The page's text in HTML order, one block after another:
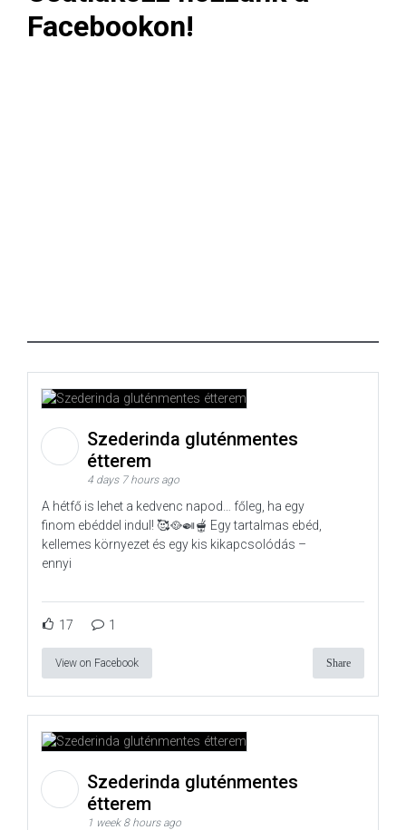
Facebookon!
Szederinda gluténmentes
étterem
4 days 7 hours ago
A hétfő is lehet a kedvenc napod… főleg, ha egy
finom ebéddel indul! 🥰🥘🍛🫕 Egy tartalmas ebéd,
kellemes környezet és egy kis kikapcsolódás –
ennyi
17 1
View on Facebook Share
Szederinda gluténmentes
étterem
1 week 8 hours ago